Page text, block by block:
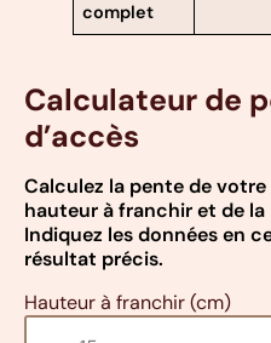
complet
Calculateur de
d’accès
Calculez la pente de
hauteur à franchir et de
Indiquez les données en
résultat précis.
Hauteur à franchir (cm)